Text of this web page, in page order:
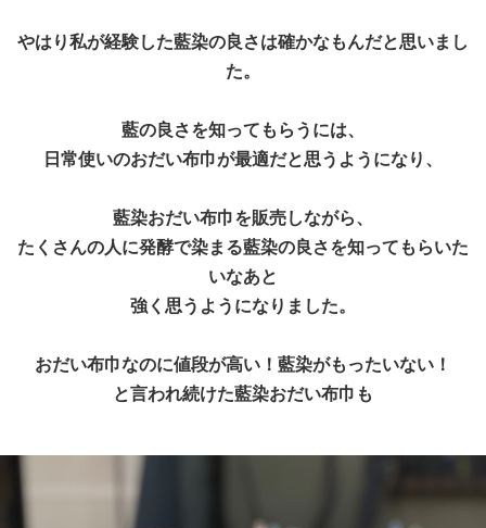
やはり私が経験した藍染の良さは確かなもんだと思いまし
た。
藍の良さを知ってもらうには、
日常使いのおだい布巾が最適だと思うようになり、
藍染おだい布巾を販売しながら、
たくさんの人に発酵で染まる藍染の良さを知ってもらいた
いなあと
強く思うようになりました。
おだい布巾なのに値段が高い！藍染がもったいない！
と言われ続けた藍染おだい布巾も